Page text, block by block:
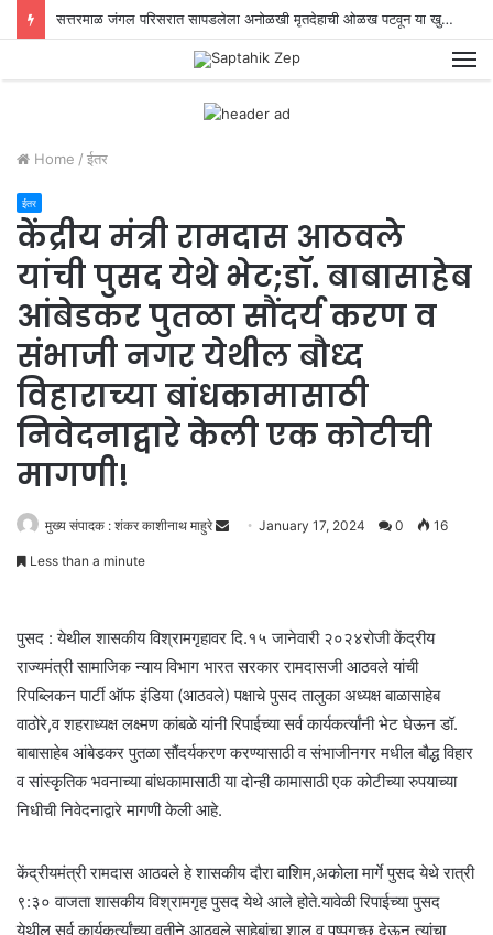
सत्तरमाळ जंगल परिसरात सापडलेला अनोळखी मृतदेहाची ओळख पटवून या खुनाचा छडा लावण्यात स्थानिक गुन्हे शाखेच्या पोलिसांना यश!
Home / ईतर
ईतर
केंद्रीय मंत्री रामदास आठवले
यांची पुसद येथे भेट;डॉ. बाबासाहेब
आंबेडकर पुतळा सौंदर्य करण व
संभाजी नगर येथील बौध्द
विहाराच्या बांधकामासाठी
निवेदनाद्वारे केली एक कोटीची
मागणी!
मुख्य संपादक : शंकर काशीनाथ माहुरे
a
l
January 17, 2024 0 16
Less than a minute
पुसद : येथील शासकीय विश्रामगृहावर दि.१५ जानेवारी २०२४रोजी केंद्रीय
राज्यमंत्री सामाजिक न्याय विभाग भारत सरकार रामदासजी आठवले यांची
रिपब्लिकन पार्टी ऑफ इंडिया (आठवले) पक्षाचे पुसद तालुका अध्यक्ष बाळासाहेब
वाठोरे,व शहराध्यक्ष लक्ष्मण कांबळे यांनी रिपाईच्या सर्व कार्यकर्त्यांनी भेट घेऊन डॉ.
बाबासाहेब आंबेडकर पुतळा सौंदर्यकरण करण्यासाठी व संभाजीनगर मधील बौद्ध विहार
व सांस्कृतिक भवनाच्या बांधकामासाठी या दोन्ही कामासाठी एक कोटीच्या रुपयाच्या
निधीची निवेदनाद्वारे मागणी केली आहे.
केंद्रीयमंत्री रामदास आठवले हे शासकीय दौरा वाशिम,अकोला मार्गे पुसद येथे रात्री
९:३० वाजता शासकीय विश्रामगृह पुसद येथे आले होते.यावेळी रिपाईच्या पुसद
येथील सर्व कार्यकर्त्यांच्या वतीने आठवले साहेबांचा शाल व पुष्पगुच्छ देऊन त्यांचा